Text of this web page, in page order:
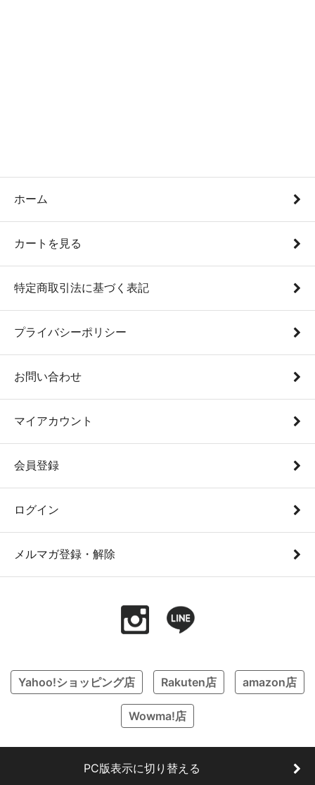
ホーム
カートを見る
特定商取引法に基づく表記
プライバシーポリシー
お問い合わせ
マイアカウント
会員登録
ログイン
メルマガ登録・解除
Yahoo!ショッピング店 Rakuten店 amazon店
Wowma!店
PC版表示に切り替える